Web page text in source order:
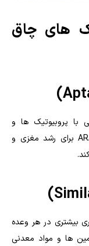
های چاق
با پروبیوتیک ها و
ترکیبات نزدیک به شیر مادر. شامل DHA و ARA برای رشد مغزی و
بیشتری در هر وعده
ها و مواد معدنی